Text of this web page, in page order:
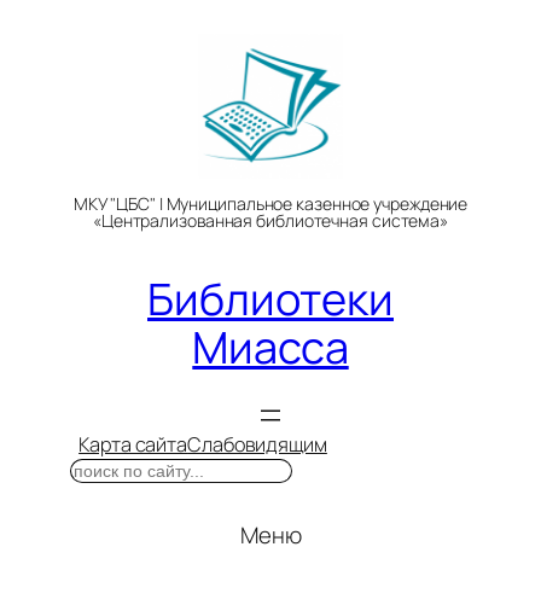
МКУ "ЦБС" | Муниципальное казенное учреждение
«Централизованная библиотечная система»
Библиотеки
Миасса
Карта сайтаСлабовидящим
Поиск
Меню